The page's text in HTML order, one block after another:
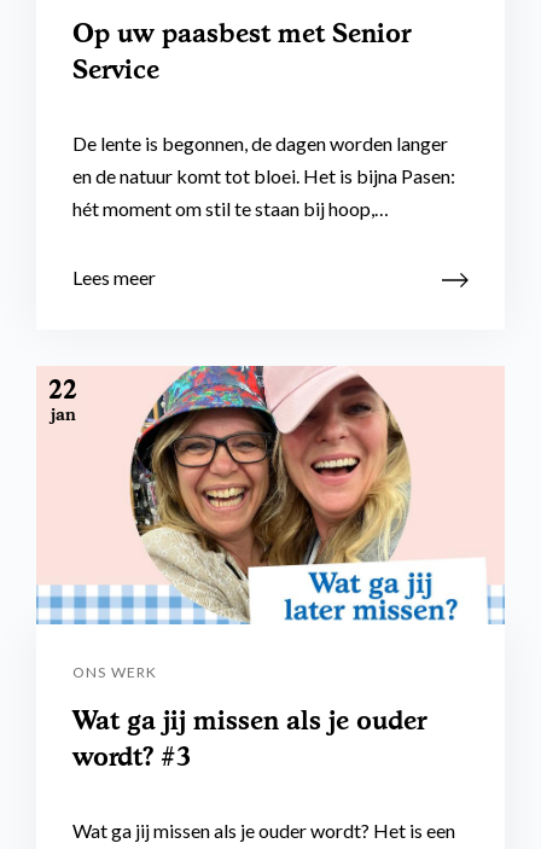
Op uw paasbest met Senior
Service
De lente is begonnen, de dagen worden langer
en de natuur komt tot bloei. Het is bijna Pasen:
hét moment om stil te staan bij hoop,…
Lees meer
22
jan
ONS WERK
Wat ga jij missen als je ouder
wordt? #3
Wat ga jij missen als je ouder wordt? Het is een